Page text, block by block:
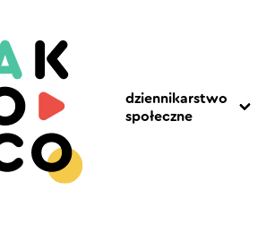
dziennikarstwo
społeczne